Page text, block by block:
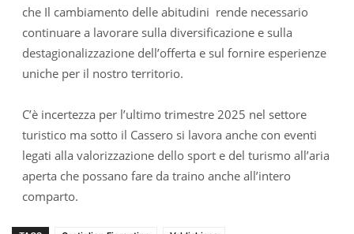
che Il cambiamento delle abitudini rende necessario
continuare a lavorare sulla diversificazione e sulla
destagionalizzazione dell’offerta e sul fornire esperienze
uniche per il nostro territorio.
C’è incertezza per l’ultimo trimestre 2025 nel settore
turistico ma sotto il Cassero si lavora anche con eventi
legati alla valorizzazione dello sport e del turismo all’aria
aperta che possano fare da traino anche all’intero
comparto.